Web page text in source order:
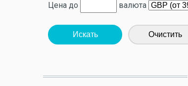
Цена до
валюта
Искать Очистить